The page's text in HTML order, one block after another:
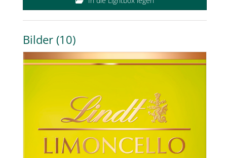
Bilder (10)